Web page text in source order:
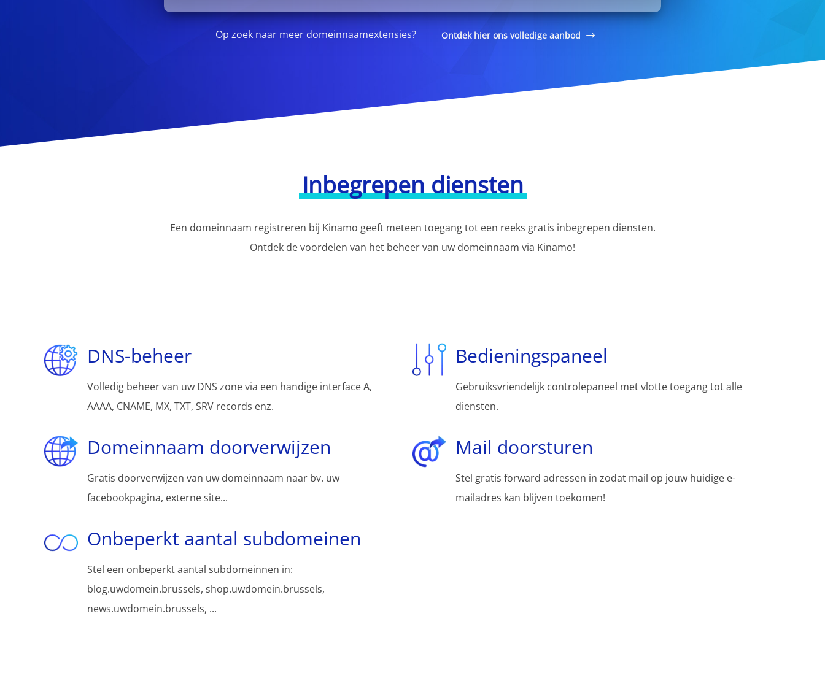
Op zoek naar meer domeinnaamextensies? Ontdek hier ons volledige aanbod
Inbegrepen diensten
Een domeinnaam registreren bij Kinamo geeft meteen toegang tot een reeks gratis inbegrepen diensten.
Ontdek de voordelen van het beheer van uw domeinnaam via Kinamo!
DNS-beheer
Volledig beheer van uw DNS zone via een handige interface A,
AAAA, CNAME, MX, TXT, SRV records enz.
Bedieningspaneel
Gebruiksvriendelijk controlepaneel met vlotte toegang tot alle
diensten.
Domeinnaam doorverwijzen
Gratis doorverwijzen van uw domeinnaam naar bv. uw
facebookpagina, externe site...
Mail doorsturen
Stel gratis forward adressen in zodat mail op jouw huidige e-
mailadres kan blijven toekomen!
Onbeperkt aantal subdomeinen
Stel een onbeperkt aantal subdomeinnen in:
blog.uwdomein.brussels, shop.uwdomein.brussels,
news.uwdomein.brussels, ...